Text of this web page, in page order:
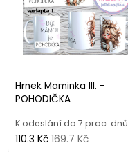
Hrnek Maminka III. -
POHODIČKA
K odeslání do 7 prac. dnů
110.3 Kč 169.7 Kč